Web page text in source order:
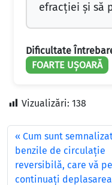
efracției și să
Dificultate
FOARTE UȘOARĂ
Vizualizări: 138
Cum sunt
benzile de circulaţie
reversibilă, care vă
continuaţi